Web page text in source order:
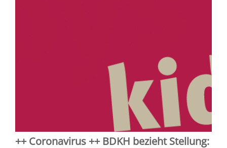
++ Coronavirus ++ BDKH bezieht Stellung: